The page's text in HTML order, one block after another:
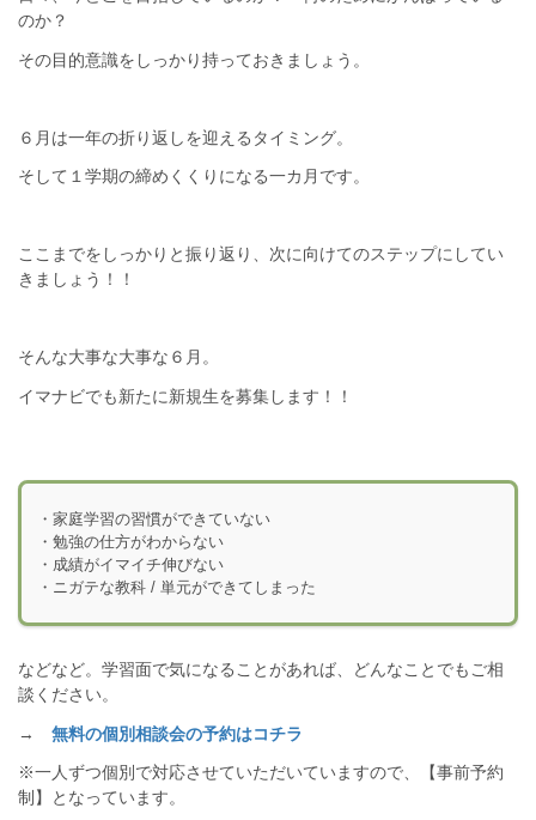
のか？
その目的意識をしっかり持っておきましょう。
６月は一年の折り返しを迎えるタイミング。
そして１学期の締めくくりになる一カ月です。
ここまでをしっかりと振り返り、次に向けてのステップにしてい
きましょう！！
そんな大事な大事な６月。
イマナビでも新たに新規生を募集します！！
・家庭学習の習慣ができていない
・勉強の仕方がわからない
・成績がイマイチ伸びない
・ニガテな教科 / 単元ができてしまった
などなど。学習面で気になることがあれば、どんなことでもご相
談ください。
→ 無料の個別相談会の予約はコチラ
※一人ずつ個別で対応させていただいていますので、【事前予約
制】となっています。